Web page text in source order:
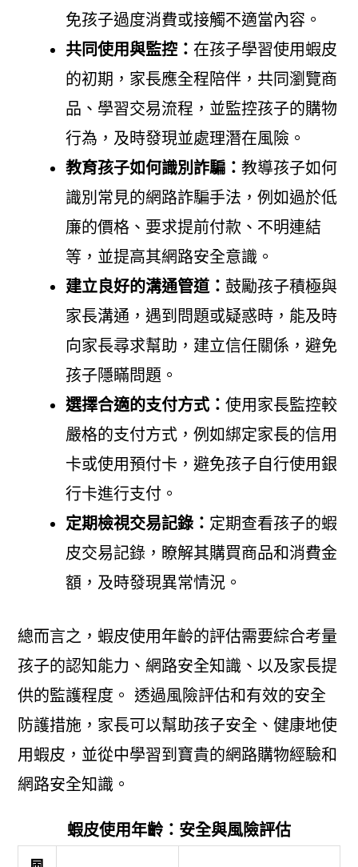
免孩子過度消費或接觸不適當內容。
共同使用與監控： 在孩子學習使用蝦皮
的初期，家長應全程陪伴，共同瀏覽商
品、學習交易流程，並監控孩子的購物
行為，及時發現並處理潛在風險。
教育孩子如何識別詐騙： 教導孩子如何
識別常見的網路詐騙手法，例如過於低
廉的價格、要求提前付款、不明連結
等，並提高其網路安全意識。
建立良好的溝通管道： 鼓勵孩子積極與
家長溝通，遇到問題或疑惑時，能及時
向家長尋求幫助，建立信任關係，避免
孩子隱瞞問題。
選擇合適的支付方式： 使用家長監控較
嚴格的支付方式，例如綁定家長的信用
卡或使用預付卡，避免孩子自行使用銀
行卡進行支付。
定期檢視交易記錄： 定期查看孩子的蝦
皮交易記錄，瞭解其購買商品和消費金
額，及時發現異常情況。
總而言之，蝦皮使用年齡的評估需要綜合考量
孩子的認知能力、網路安全知識、以及家長提
供的監護程度。 透過風險評估和有效的安全
防護措施，家長可以幫助孩子安全、健康地使
用蝦皮，並從中學習到寶貴的網路購物經驗和
網路安全知識。
蝦皮使用年齡：安全與風險評估